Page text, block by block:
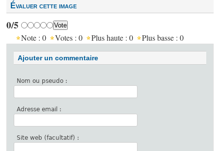
Évaluer cette image
0/5
Note :0 Votes :0 Plus haute :0 Plus basse :0
Ajouter un commentaire
Nom ou pseudo :
Adresse email :
Site web (facultatif) :